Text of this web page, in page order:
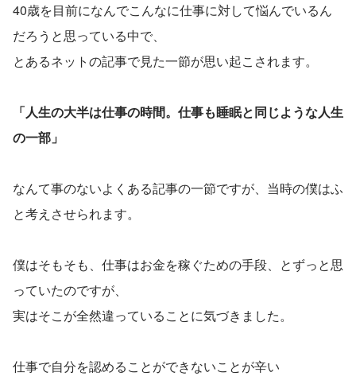
40歳を目前になんでこんなに仕事に対して悩んでいるん
だろうと思っている中で、
とあるネットの記事で見た一節が思い起こされます。
「人生の大半は仕事の時間。仕事も睡眠と同じような人生
の一部」
なんて事のないよくある記事の一節ですが、当時の僕はふ
と考えさせられます。
僕はそもそも、仕事はお金を稼ぐための手段、とずっと思
っていたのですが、
実はそこが全然違っていることに気づきました。
仕事で自分を認めることができないことが辛い